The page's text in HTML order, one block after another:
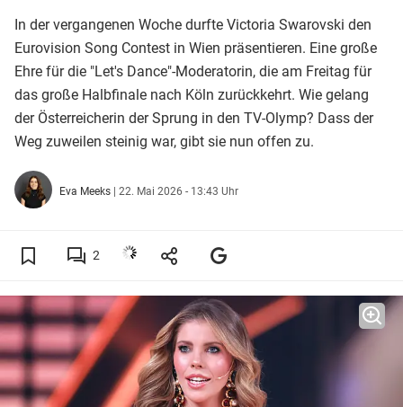
In der vergangenen Woche durfte Victoria Swarovski den
Eurovision Song Contest in Wien präsentieren. Eine große
Ehre für die "Let's Dance"-Moderatorin, die am Freitag für
das große Halbfinale nach Köln zurückkehrt. Wie gelang
der Österreicherin der Sprung in den TV-Olymp? Dass der
Weg zuweilen steinig war, gibt sie nun offen zu.
Eva Meeks | 22. Mai 2026 - 13:43 Uhr
2